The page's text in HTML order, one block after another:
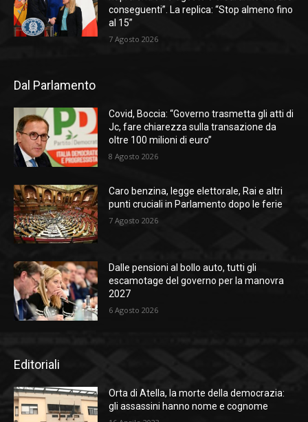
conseguenti”. La replica: “Stop almeno fino
al 15”
7 Agosto 2026
Dal Parlamento
Covid, Boccia: “Governo trasmetta gli atti di
Jc, fare chiarezza sulla transazione da
oltre 100 milioni di euro”
8 Agosto 2026
Caro benzina, legge elettorale, Rai e altri
punti cruciali in Parlamento dopo le ferie
7 Agosto 2026
Dalle pensioni al bollo auto, tutti gli
escamotage del governo per la manovra
2027
6 Agosto 2026
Editoriali
Orta di Atella, la morte della democrazia:
gli assassini hanno nome e cognome